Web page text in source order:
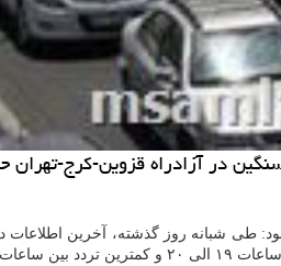
در آزادراه قزوین-كرج-